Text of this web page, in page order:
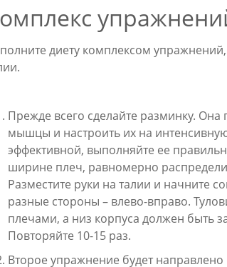
диету комплексом
Прежде всего сделайте разминку. Она
мышцы и настроить их на
эффективной, выполняйте ее
ширине плеч, равномерно
Разместите руки на талии и начните
разные стороны – влево-вправо.
плечами, а низ корпуса должен быть
Повторяйте 10-15 раз.
Второе упражнение будет